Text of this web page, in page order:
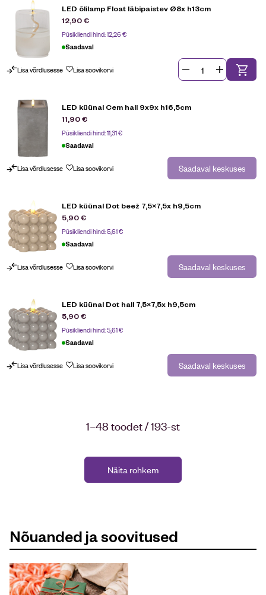
LED õlilamp Float läbipaistev Ø8x h13cm
12,90€
Püsikliendi hind:12,26€
Saadaval
Lisa võrdlusesse Lisa soovikorvi
LED küünal Cem hall 9x9x h16,5cm
11,90€
Püsikliendi hind:11,31€
Saadaval
Lisa võrdlusesse Lisa soovikorvi Saadaval keskuses
LED küünal Dot beež 7,5×7,5x h9,5cm
5,90€
Püsikliendi hind:5,61€
Saadaval
Lisa võrdlusesse Lisa soovikorvi Saadaval keskuses
LED küünal Dot hall 7,5×7,5x h9,5cm
5,90€
Püsikliendi hind:5,61€
Saadaval
Lisa võrdlusesse Lisa soovikorvi Saadaval keskuses
1–48 toodet / 193-st
Näita rohkem
Nõuanded ja soovitused